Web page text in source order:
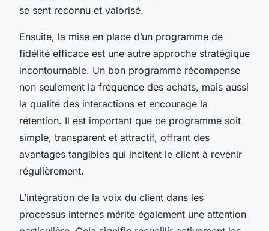
se sent reconnu et valorisé.
Ensuite, la mise en place d’un programme de
fidélité efficace est une autre approche stratégique
incontournable. Un bon programme récompense
non seulement la fréquence des achats, mais aussi
la qualité des interactions et encourage la
rétention. Il est important que ce programme soit
simple, transparent et attractif, offrant des
avantages tangibles qui incitent le client à revenir
régulièrement.
L’intégration de la voix du client dans les
processus internes mérite également une attention